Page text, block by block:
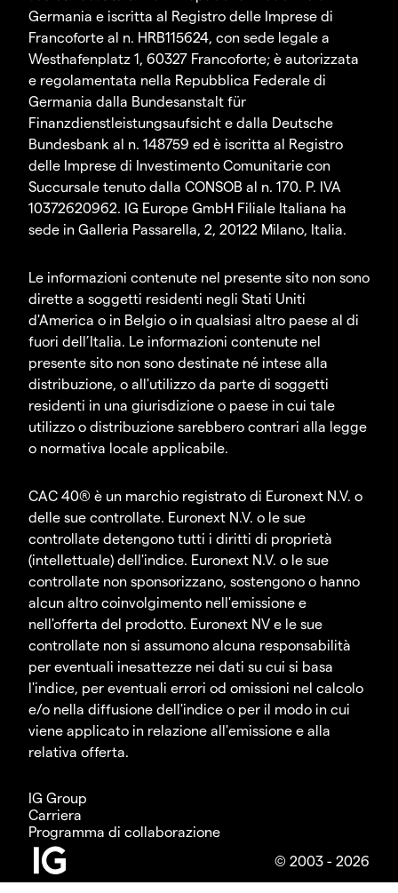
Germania e iscritta al Registro delle Imprese di
Francoforte al n. HRB115624, con sede legale a
Westhafenplatz 1, 60327 Francoforte; è autorizzata
e regolamentata nella Repubblica Federale di
Germania dalla Bundesanstalt für
Finanzdienstleistungsaufsicht e dalla Deutsche
Bundesbank al n. 148759 ed è iscritta al Registro
delle Imprese di Investimento Comunitarie con
Succursale tenuto dalla CONSOB al n. 170. P. IVA
10372620962. IG Europe GmbH Filiale Italiana ha
sede in Galleria Passarella, 2, 20122 Milano, Italia.
Le informazioni contenute nel presente sito non sono
dirette a soggetti residenti negli Stati Uniti
d'America o in Belgio o in qualsiasi altro paese al di
fuori dell’Italia. Le informazioni contenute nel
presente sito non sono destinate né intese alla
distribuzione, o all'utilizzo da parte di soggetti
residenti in una giurisdizione o paese in cui tale
utilizzo o distribuzione sarebbero contrari alla legge
o normativa locale applicabile.
CAC 40® è un marchio registrato di Euronext N.V. o
delle sue controllate. Euronext N.V. o le sue
controllate detengono tutti i diritti di proprietà
(intellettuale) dell'indice. Euronext N.V. o le sue
controllate non sponsorizzano, sostengono o hanno
alcun altro coinvolgimento nell'emissione e
nell'offerta del prodotto. Euronext NV e le sue
controllate non si assumono alcuna responsabilità
per eventuali inesattezze nei dati su cui si basa
l'indice, per eventuali errori od omissioni nel calcolo
e/o nella diffusione dell'indice o per il modo in cui
viene applicato in relazione all'emissione e alla
relativa offerta.
IG Group
Carriera
Programma di collaborazione
© 2003 - 2026